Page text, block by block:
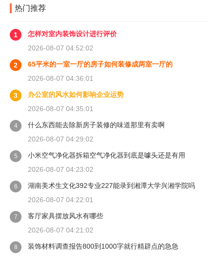
热门推荐
1
怎样对室内装饰设计进行评价
2026-08-07 04:52:02
2
65平米的一室一厅的房子如何装修成两室一厅的
2026-08-07 04:36:01
3
办公室的风水如何影响企业运势
2026-08-07 04:35:01
4
什么东西能去除新房子装修的味道那里有卖啊
2026-08-07 04:29:02
5
小米空气净化器拆箱空气净化器到底是噱头还是有用
2026-08-07 04:23:02
6
湖南美术生文化392专业227能录到湘潭大学兴湘学院吗
2026-08-07 04:22:01
7
客厅家具摆放风水有哪些
2026-08-07 04:21:02
8
装饰材料调查报告800到1000字就行精辟点的急急